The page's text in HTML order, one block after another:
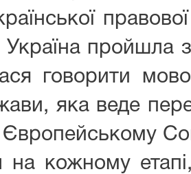
пройшла
говорити
яка веде
на кожному